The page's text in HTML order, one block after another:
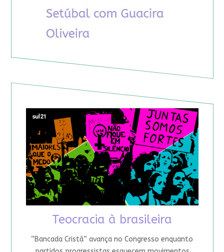
Teocracia à brasileira
“Bancada Cristã” avança no Congresso enquanto